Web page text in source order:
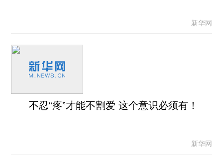
新华网
不忍“疼”才能不割爱 这个意识必须有！
新华网